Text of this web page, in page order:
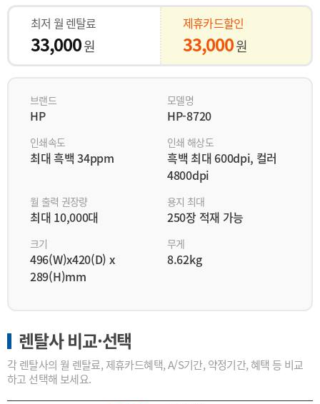
최저 월 렌탈료
33,000원
제휴카드할인
33,000원
브랜드
HP
모델명
HP-8720
인쇄속도
최대 흑백 34ppm
인쇄 해상도
흑백 최대 600dpi, 컬러
4800dpi
월 출력 권장량
최대 10,000대
용지 최대
250장 적재 가능
크기
496(W)x420(D) x
289(H)mm
무게
8.62kg
렌탈사 비교·선택
각 렌탈사의 월 렌탈료, 제휴카드혜택, A/S기간, 약정기간, 혜택 등 비교
하고 선택해 보세요.